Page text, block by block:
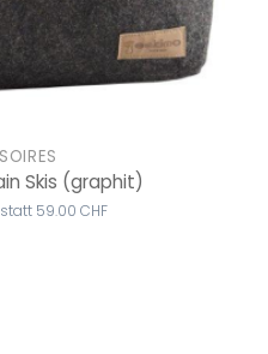
Skis (graphit)
statt 59.00 CHF